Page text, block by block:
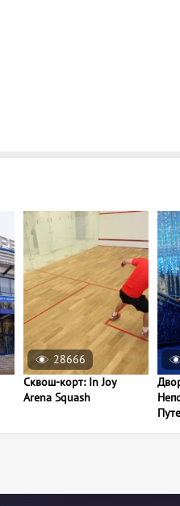
28666
Сквош-корт: In Joy
Arena Squash